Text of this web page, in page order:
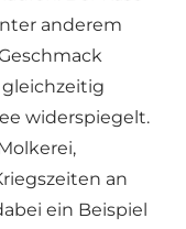
anderem
widerspiegelt.
an
ein Beispiel